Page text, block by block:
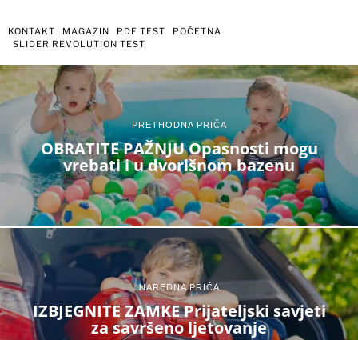
KONTAKT MAGAZIN PDF TEST
POČETNA
SLIDER REVOLUTION TEST
PRETHODNA PRIČA
OBRATITE PAŽNJU Opasnosti mogu
vrebati i u dvorišnom bazenu
NAREDNA PRIČA
IZBJEGNITE ZAMKE Prijateljski savjeti
za savršeno ljetovanje